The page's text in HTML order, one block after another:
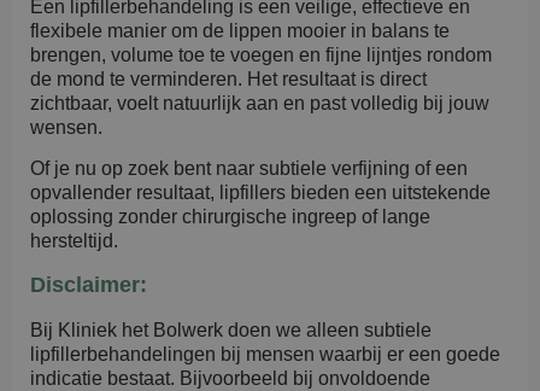
Een lipfillerbehandeling is een veilige, effectieve en
flexibele manier om de lippen mooier in balans te
brengen, volume toe te voegen en fijne lijntjes rondom
de mond te verminderen. Het resultaat is direct
zichtbaar, voelt natuurlijk aan en past volledig bij jouw
wensen.
Of je nu op zoek bent naar subtiele verfijning of een
opvallender resultaat, lipfillers bieden een uitstekende
oplossing zonder chirurgische ingreep of lange
hersteltijd.
Disclaimer:
Bij Kliniek het Bolwerk doen we alleen subtiele
lipfillerbehandelingen bij mensen waarbij er een goede
indicatie bestaat. Bijvoorbeeld bij onvoldoende